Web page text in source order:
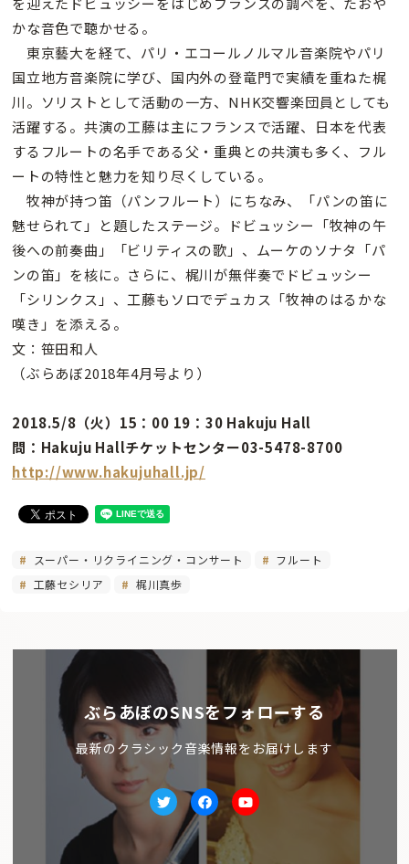
かな音色で聴かせる。
東京藝大を経て、パリ・エコールノルマル音楽院やパリ
国立地方音楽院に学び、国内外の登竜門で実績を重ねた梶
川。ソリストとして活動の一方、NHK交響楽団員としても
活躍する。共演の工藤は主にフランスで活躍、日本を代表
するフルートの名手である父・重典との共演も多く、フル
ートの特性と魅力を知り尽くしている。
牧神が持つ笛（パンフルート）にちなみ、「パンの笛に
魅せられて」と題したステージ。ドビュッシー「牧神の午
後への前奏曲」「ビリティスの歌」、ムーケのソナタ「パ
ンの笛」を核に。さらに、梶川が無伴奏でドビュッシー
「シリンクス」、工藤もソロでデュカス「牧神のはるかな
嘆き」を添える。
文：笹田和人
（ぶらあぼ2018年4月号より）
2018.5/8（火）15：00 19：30 Hakuju Hall
問：Hakuju Hallチケットセンター03-5478-8700
http://www.hakujuhall.jp/
スーパー・リクライニング・コンサート
フルート
工藤セシリア
梶川真歩
ぶらあぼのSNSをフォローする
最新のクラシック音楽情報をお届けします
TwitterfacebookYoutube